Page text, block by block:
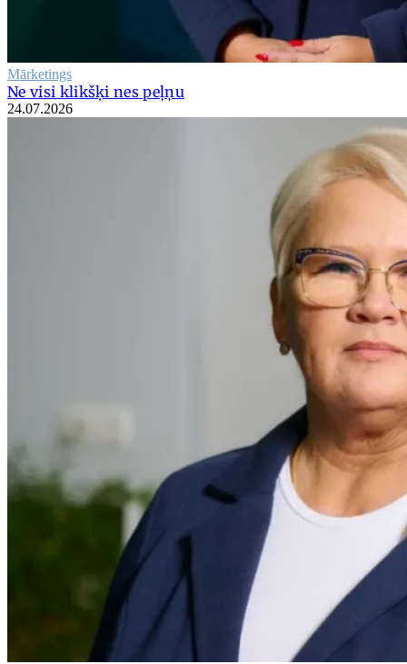
Mārketings
Ne visi klikšķi nes peļņu
24.07.2026